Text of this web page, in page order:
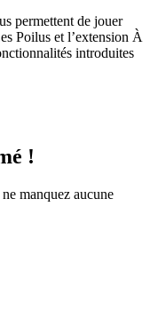
permettent de jouer
Poilus et l’extension À
introduites
!
manquez aucune